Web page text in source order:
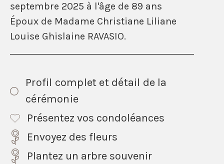
septembre 2025 à l'âge de 89 ans
Époux de Madame Christiane Liliane
Louise Ghislaine RAVASIO.
Profil complet et détail de la
cérémonie
Présentez vos condoléances
Envoyez des fleurs
Plantez un arbre souvenir